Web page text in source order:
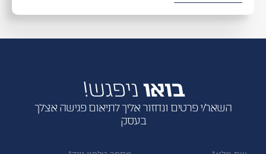
בואוניפגש!
השאר/י פרטים ונחזור אליך לתיאום פגישה אצלך
בעסק